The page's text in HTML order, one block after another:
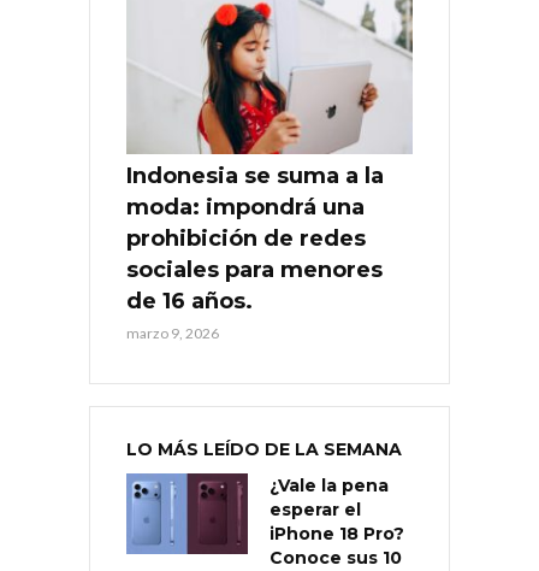
Indonesia se suma a la
moda: impondrá una
prohibición de redes
sociales para menores
de 16 años.
marzo 9, 2026
LO MÁS LEÍDO DE LA SEMANA
¿Vale la pena
esperar el
iPhone 18 Pro?
Conoce sus 10